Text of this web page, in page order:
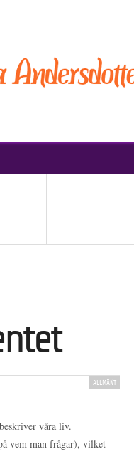
ALLMÄNT
våra liv.
vem man frågar), vilket